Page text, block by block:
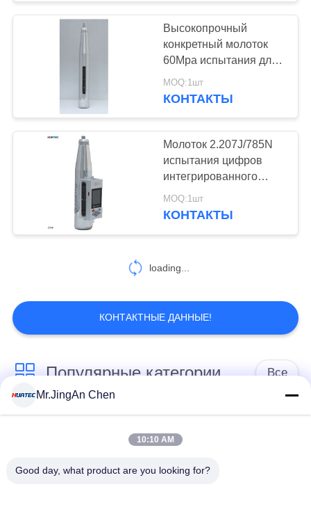
Магнитопорошкового
контроля
Оборудование для
вихревого тока
38
Проникающими
Тестирование
Высокопрочный
конкретный молоток
60Mpa испытания для
структуры здания
MOQ:1шт
КОНТАКТЫ
Молоток 2.207J/785N
испытания цифров
интегрированного
голоса конкретный
MOQ:1шт
КОНТАКТЫ
loading...
КОНТАКТНЫЕ ДАННЫЕ!
Популярные категории Все
Ультразвуковой
Ультразвуковой
толщиномер
Толщиномер
Портативный
Mr.JingAn Chen
10:10 AM
Good day, what product are you looking for?